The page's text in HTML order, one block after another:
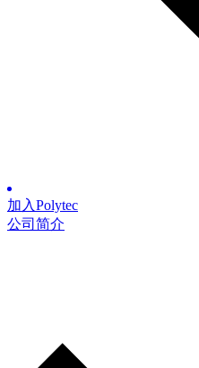
加入Polytec
公司简介